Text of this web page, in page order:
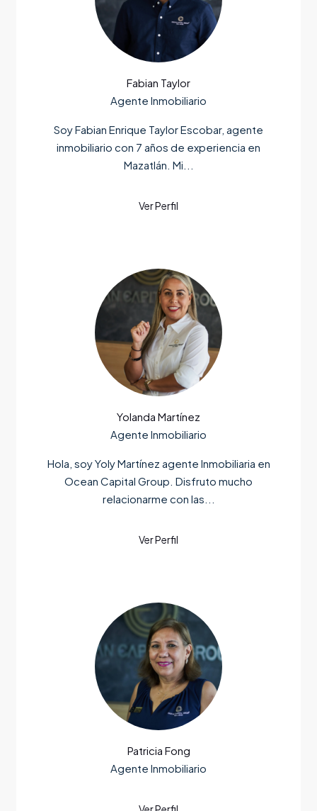
Fabian Taylor
Agente Inmobiliario
Soy Fabian Enrique Taylor Escobar, agente
inmobiliario con 7 años de experiencia en
Mazatlán. Mi...
Yolanda Martínez
Agente Inmobiliario
Hola, soy Yoly Martínez agente Inmobiliaria en
Ocean Capital Group. Disfruto mucho
relacionarme con las...
Patricia Fong
Agente Inmobiliario